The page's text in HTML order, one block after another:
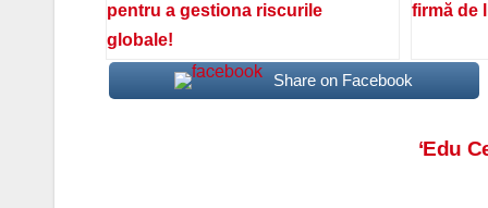
pentru a gestiona riscurile
globale!
firmă de
Share on Facebook
‘Edu